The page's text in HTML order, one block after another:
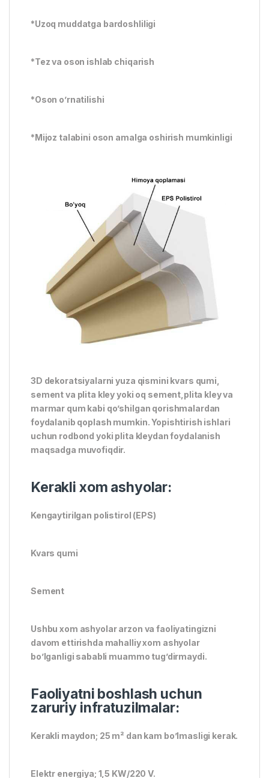
*Uzoq muddatga bardoshliligi
*Tez va oson ishlab chiqarish
*Oson o’rnatilishi
*Mijoz talabini oson amalga oshirish mumkinligi
3D dekoratsiyalarni yuza qismini kvars qumi,
sement va plita kley yoki oq sement,plita kley va
marmar qum kabi qo’shilgan qorishmalardan
foydalanib qoplash mumkin. Yopishtirish ishlari
uchun rodbond yoki plita kleydan foydalanish
maqsadga muvofiqdir.
Kerakli xom ashyolar:
Kengaytirilgan polistirol (EPS)
Kvars qumi
Sement
Ushbu xom ashyolar arzon va faoliyatingizni
davom ettirishda mahalliy xom ashyolar
bo’lganligi sababli muammo tug’dirmaydi.
Faoliyatni boshlash uchun
zaruriy infratuzilmalar:
Kerakli maydon; 25 m² dan kam bo’lmasligi kerak.
Elektr energiya; 1,5 KW/220 V.